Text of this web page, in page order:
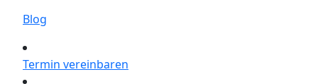
Blog
Termin vereinbaren